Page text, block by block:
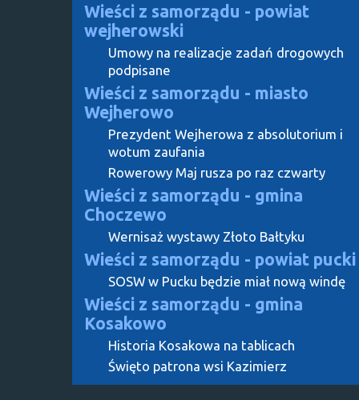
Wieści z samorządu - powiat
wejherowski
Umowy na realizacje zadań drogowych
podpisane
Wieści z samorządu - miasto
Wejherowo
Prezydent Wejherowa z absolutorium i
wotum zaufania
Rowerowy Maj rusza po raz czwarty
Wieści z samorządu - gmina
Choczewo
Wernisaż wystawy Złoto Bałtyku
Wieści z samorządu - powiat pucki
SOSW w Pucku będzie miał nową windę
Wieści z samorządu - gmina
Kosakowo
Historia Kosakowa na tablicach
Święto patrona wsi Kazimierz